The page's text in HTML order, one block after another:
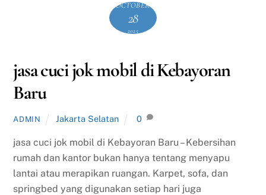
OCTOBER
28
2025
jasa cuci jok mobil di Kebayoran
Baru
ADMIN Jakarta Selatan 0
jasa cuci jok mobil di Kebayoran Baru – Kebersihan
rumah dan kantor bukan hanya tentang menyapu
lantai atau merapikan ruangan. Karpet, sofa, dan
springbed yang digunakan setiap hari juga